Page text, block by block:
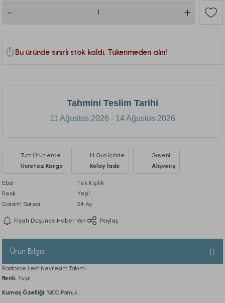
Bu üründe sınırlı stok kaldı. Tükenmeden alın!
Tahmini Teslim Tarihi
11 Ağustos 2026 - 14 Ağustos 2026
Tüm Ürünlerde
Ücretsiz Kargo
14 Gün İçinde
Kolay İade
Güvenli
Alışveriş
Ebat
Tek Kişilik
Renk
Yeşil
Garanti Süresi
24 Ay
Fiyatı Düşünce Haber Ver Paylaş
Ürün Bilgisi
Ranforce Leaf Nevresim Takımı
Renk: Yeşil
Kumaş Özelliği: %100 Pamuk